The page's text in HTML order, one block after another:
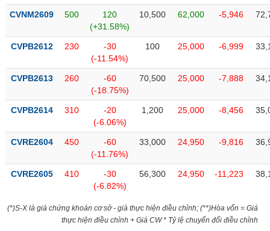
CVNM2609 500
120
(+31.58%)
10,500 62,000 -5,946
CVPB2612 230
-30
(-11.54%)
100 25,000 -6,999
CVPB2613 260
-60
(-18.75%)
70,500 25,000 -7,888
CVPB2614 310
-20
(-6.06%)
1,200 25,000 -8,456
CVRE2604 450
-60
(-11.76%)
33,000 24,950 -9,816
CVRE2605 410
-30
(-6.82%)
56,300 24,950 -11,223
(*)S-X là giá chứng khoán cơ sở - giá thực hiện điều chỉnh; (**)Hòa vốn = Giá
thực hiện điều chỉnh + Giá CW * Tỷ lệ chuyển đổi điều chỉnh
chính